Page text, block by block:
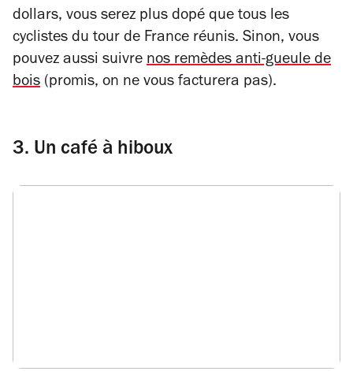
dollars, vous serez plus dopé que tous les
cyclistes du tour de France réunis. Sinon, vous
pouvez aussi suivre nos remèdes anti-gueule de
bois (promis, on ne vous facturera pas).
3. Un café à hiboux